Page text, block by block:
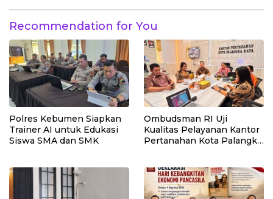
Recommendation for You
Polres Kebumen Siapkan
Trainer AI untuk Edukasi
Siswa SMA dan SMK
Ombudsman RI Uji
Kualitas Pelayanan Kantor
Pertanahan Kota Palangka